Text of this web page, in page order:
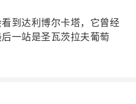
到达利博尔卡塔，它曾经
一站是圣瓦茨拉夫葡萄